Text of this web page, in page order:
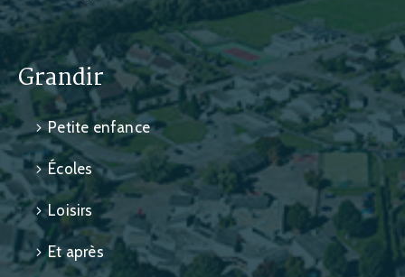
Grandir
Petite enfance
Écoles
Loisirs
Et après